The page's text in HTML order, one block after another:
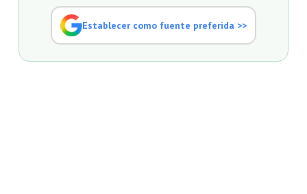
Establecer como fuente preferida >>